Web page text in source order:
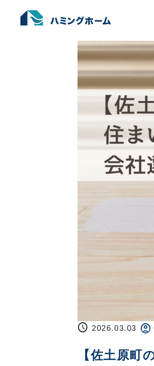
schedule 2026.03.03 account_circle
【佐土原町